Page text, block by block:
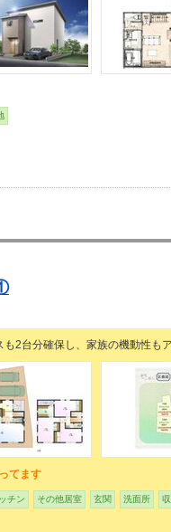
2台分確保し、家族の機動性も
てます
チン その他居室 玄関 洗面所